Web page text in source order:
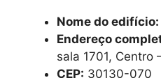
Nome do edifício:
Endereço
sala 1701, Centro
CEP: 30130-070